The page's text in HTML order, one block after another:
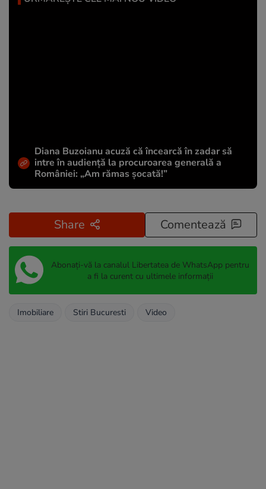
Diana Buzoianu acuză că încearcă în zadar să
intre în audiență la procuroarea generală a
României: „Am rămas șocată!”
Share Comentează
Abonați-vă la canalul Libertatea de WhatsApp pentru
a fi la curent cu ultimele informații
Imobiliare Stiri Bucuresti Video